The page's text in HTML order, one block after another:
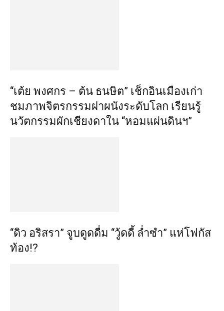
“เต้ย พงศกร – ต้น ธนษิต” เช็กอินเมืองเก่า
ชมภาพจิตรกรรมฝาผนังระดับโลก เรียนรู้
นวัตกรรมผักเชียงดาใน “หอมแผ่นดินฯ”
“ดิว อริสรา” จูบดูดดื่ม “วู้ดดี้ ล่ำซำ” แห่โฟกัส
ท้อง!?